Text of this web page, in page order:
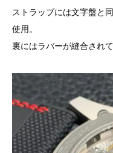
ストラップには文字盤と
使用。
裏にはラバーが縫合され